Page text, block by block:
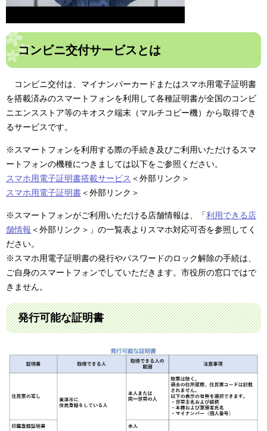
コンビニ交付サービスとは
コンビニ交付は、マイナンバーカードまたはスマホ用電子証明書
を搭載済みのスマートフォンを利用して各種証明書が全国のコンビ
ニエンスストア等のキオスク端末（マルチコピー機）から取得でき
るサービスです。
※スマートフォンを利用する際の手続き及びご利用いただけるスマ
ートフォンの機種につきましては以下をご参照ください。
スマホ用電子証明書搭載サービス ＜外部リンク＞
スマホ用電子証明書＜外部リンク＞
※スマートフォンがご利用いただける店舗情報は、「利用できる店
舗情報 ＜外部リンク＞ 」の一覧表よりスマホ対応可否を参照してく
ださい。
​※スマホ用電子証明書の発行やパスワードのロック解除の手続は、
ご自身のスマートフォンでしていただきます。市役所の窓口ではで
きません。
発行可能な証明書